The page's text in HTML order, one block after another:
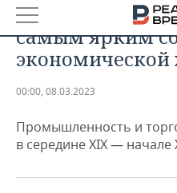
БАШКОРТОСТАН
ТАТАРСТАН
НОВОСТИ
АНАЛИТИКА
ДЕКЛАРАЦИИ О
КОРОЛИ ГОСЗАКАЗА ПФО
НОВОСТИ ЭКОНОМИКИ
ФИНАНСЫ
ПРОМЫШЛЕННОСТЬ
НОВОСТИ
НЕДВИЖИМОСТЬ
Караванная
самым ярким
00:00, 08.03.2023
Промышленность и
в середине XIX — начале